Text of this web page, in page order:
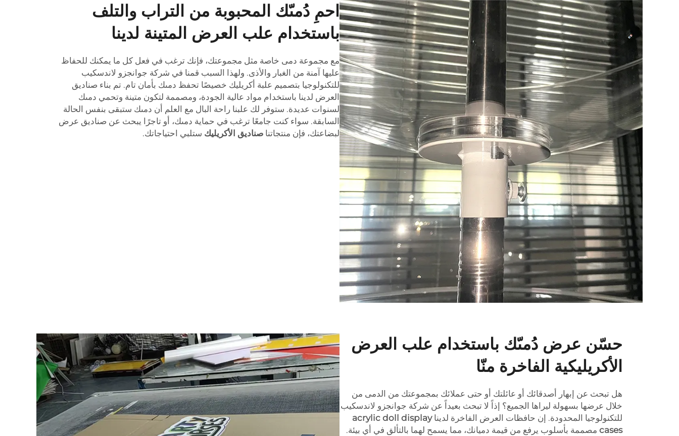
احمِ دُمىّك المحبوبة من التراب والتلف
باستخدام علب العرض المتينة لدينا
مع مجموعة دمى خاصة مثل مجموعتك، فإنك ترغب في فعل كل ما يمكنك للحفاظ
عليها آمنة من الغبار والأذى. ولهذا السبب قمنا في شركة جوانجزو لاندسكيب
للتكنولوجيا بتصميم علبة أكريليك خصيصًا تحفظ دمىك بأمان تام. تم بناء صناديق
العرض لدينا باستخدام مواد عالية الجودة، ومصممة لتكون متينة وتحمي دمىك
لسنوات عديدة. ستوفر لك علبنا راحة البال مع العلم أن دمىك ستبقى بنفس الحالة
السابقة. سواء كنت جامعًا ترغب في حماية دمىك، أو تاجرًا يبحث عن صناديق عرض
لبضاعتك، فإن منتجاتنا صناديق الأكريليك ستلبي احتياجاتك.
حسّن عرض دُمىّك باستخدام علب العرض
الأكريليكية الفاخرة منّا
هل تبحث عن إبهار أصدقائك أو عائلتك أو حتى عملائك بمجموعتك من الدمى من
خلال عرضها بسهولة ليراها الجميع؟ إذاً لا تبحث بعيداً عن شركة جوانجزو لاندسكيب
للتكنولوجيا المحدودة. إن حافظات العرض الفاخرة لديناacrylic doll display
cases مصممة بأسلوب يرفع من قيمة دميانك، مما يسمح لهما بالتألق في أي بيئة.